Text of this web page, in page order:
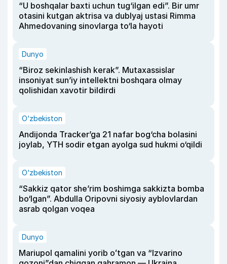
“U boshqalar baxti uchun tug‘ilgan edi”. Bir umr
otasini kutgan aktrisa va dublyaj ustasi Rimma
Ahmedovaning sinovlarga to‘la hayoti
Dunyo
“Biroz sekinlashish kerak”. Mutaxassislar
insoniyat sun’iy intellektni boshqara olmay
qolishidan xavotir bildirdi
O‘zbekiston
Andijonda Tracker’ga 21 nafar bog‘cha bolasini
joylab, YTH sodir etgan ayolga sud hukmi o‘qildi
O‘zbekiston
“Sakkiz qator she’rim boshimga sakkizta bomba
bo‘lgan”. Abdulla Oripovni siyosiy ayblovlardan
asrab qolgan voqea
Dunyo
Mariupol qamalini yorib oʻtgan va “Izvarino